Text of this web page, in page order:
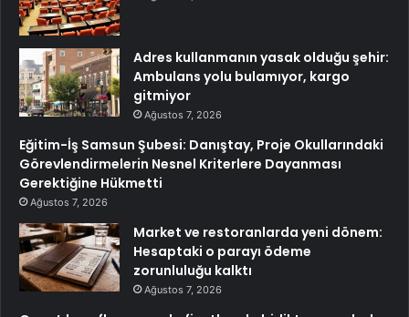
Adres kullanmanın yasak olduğu şehir:
Ambulans yolu bulamıyor, kargo
gitmiyor
Ağustos 7, 2026
Eğitim-İş Samsun Şubesi: Danıştay, Proje Okullarındaki
Görevlendirmelerin Nesnel Kriterlere Dayanması
Gerektiğine Hükmetti
Ağustos 7, 2026
Market ve restoranlarda yeni dönem:
Hesaptaki o parayı ödeme
zorunluluğu kalktı
Ağustos 7, 2026